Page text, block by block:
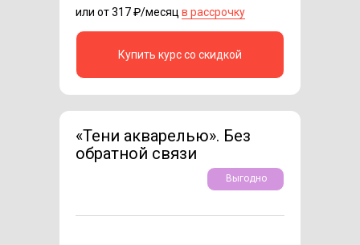
или от 317 ₽/месяц в рассрочку
Купить курс со скидкой
«Тени акварелью». Без
обратной связи
Выгодно